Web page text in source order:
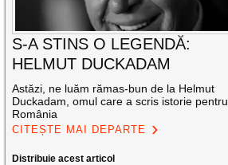
S-A STINS O LEGENDĂ:
HELMUT DUCKADAM
Astăzi, ne luăm rămas-bun de la Helmut
Duckadam, omul care a scris istorie pentru
România
CITEȘTE MAI DEPARTE
Distribuie acest articol